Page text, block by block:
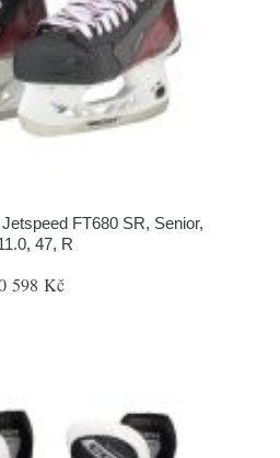
FT680 SR, Senior,
47, R
598 Kč